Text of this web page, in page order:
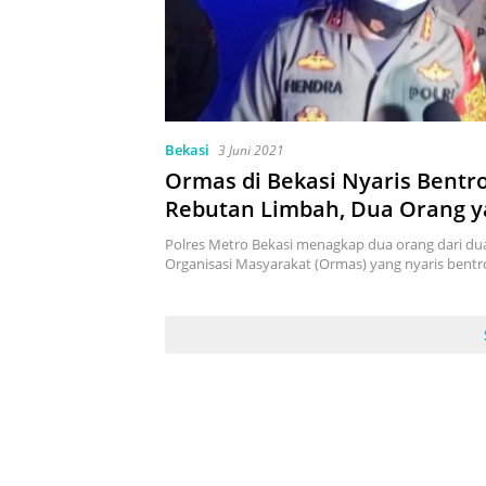
Bekasi 3 Juni 2021
Ormas di Bekasi Nyaris
Rebutan Limbah, Dua Orang
Ditangkap Polisi Ngaku
Ribu untuk Tawuran
Polres Metro Bekasi menagkap dua orang dari
Organisasi Masyarakat (Ormas) yang nyaris